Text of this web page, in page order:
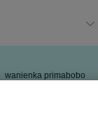
wanienka primabobo